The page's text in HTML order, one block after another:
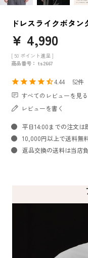
ドレスライクボタン
¥ 4,990
[ 50 ポイント進呈 ]
商品番号
ts2667
4.44
52
すべてのレビューを見る
レビューを書く
平日14:00までの注文は
10,000円以上で送料無
返品交換の送料は当店